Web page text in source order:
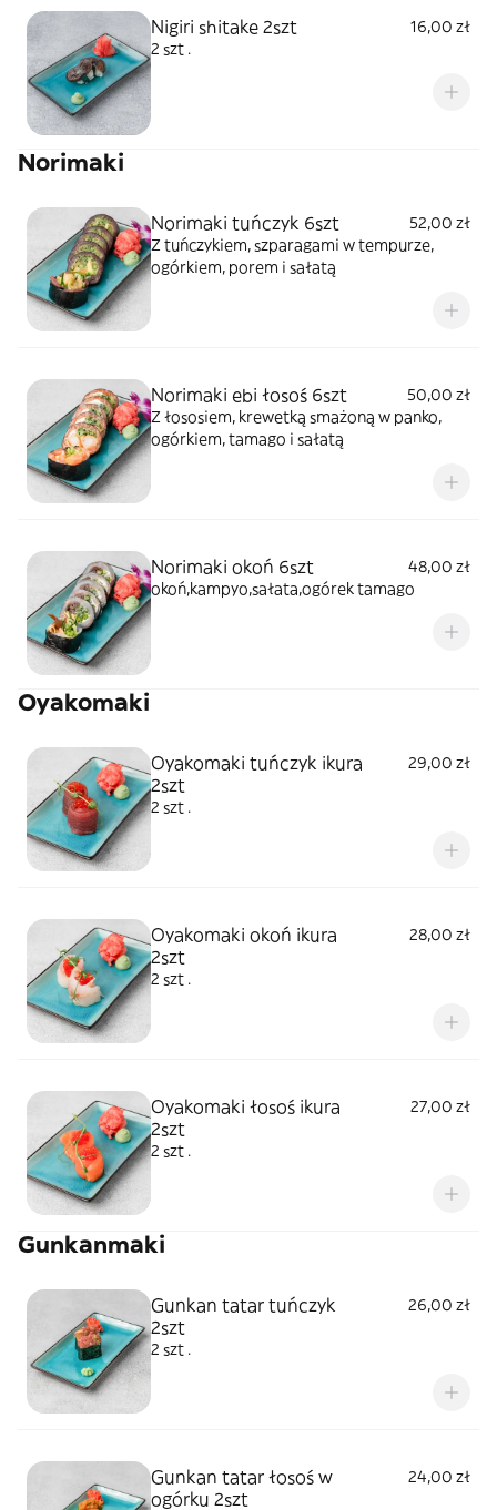
Nigiri shitake 2szt
16,00 zł
2 szt .
Norimaki
Norimaki tuńczyk 6szt
52,00 zł
Z tuńczykiem, szparagami w tempurze,
ogórkiem, porem i sałatą
Norimaki ebi łosoś 6szt
50,00 zł
Z łososiem, krewetką smażoną w panko,
ogórkiem, tamago i sałatą
Norimaki okoń 6szt
48,00 zł
okoń,kampyo,sałata,ogórek tamago
Oyakomaki
Oyakomaki tuńczyk ikura
2szt
29,00 zł
2 szt .
Oyakomaki okoń ikura
2szt
28,00 zł
2 szt .
Oyakomaki łosoś ikura
2szt
27,00 zł
2 szt .
Gunkanmaki
Gunkan tatar tuńczyk
2szt
26,00 zł
2 szt .
Gunkan tatar łosoś w
ogórku 2szt
24,00 zł